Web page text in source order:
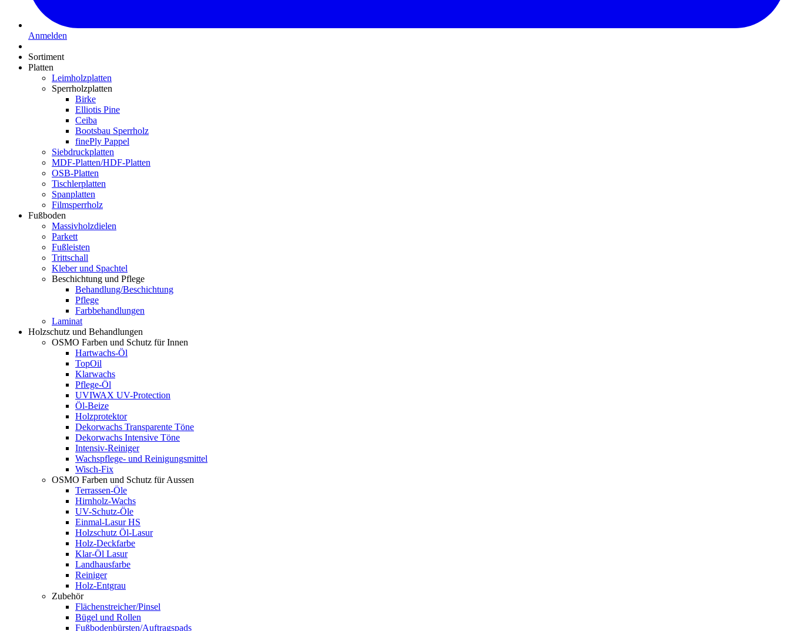
Anmelden
Sortiment
Platten
Leimholzplatten
Sperrholzplatten
Birke
Elliotis Pine
Ceiba
Bootsbau Sperrholz
finePly Pappel
Siebdruckplatten
MDF-Platten/HDF-Platten
OSB-Platten
Tischlerplatten
Spanplatten
Filmsperrholz
Fußboden
Massivholzdielen
Parkett
Fußleisten
Trittschall
Kleber und Spachtel
Beschichtung und Pflege
Behandlung/Beschichtung
Pflege
Farbbehandlungen
Laminat
Holzschutz und Behandlungen
OSMO Farben und Schutz für Innen
Hartwachs-Öl
TopOil
Klarwachs
Pflege-Öl
UVIWAX UV-Protection
Öl-Beize
Holzprotektor
Dekorwachs Transparente Töne
Dekorwachs Intensive Töne
Intensiv-Reiniger
Wachspflege- und Reinigungsmittel
Wisch-Fix
OSMO Farben und Schutz für Aussen
Terrassen-Öle
Hirnholz-Wachs
UV-Schutz-Öle
Einmal-Lasur HS
Holzschutz Öl-Lasur
Holz-Deckfarbe
Klar-Öl Lasur
Landhausfarbe
Reiniger
Holz-Entgrau
Zubehör
Flächenstreicher/Pinsel
Bügel und Rollen
Fußbodenbürsten/Auftragspads